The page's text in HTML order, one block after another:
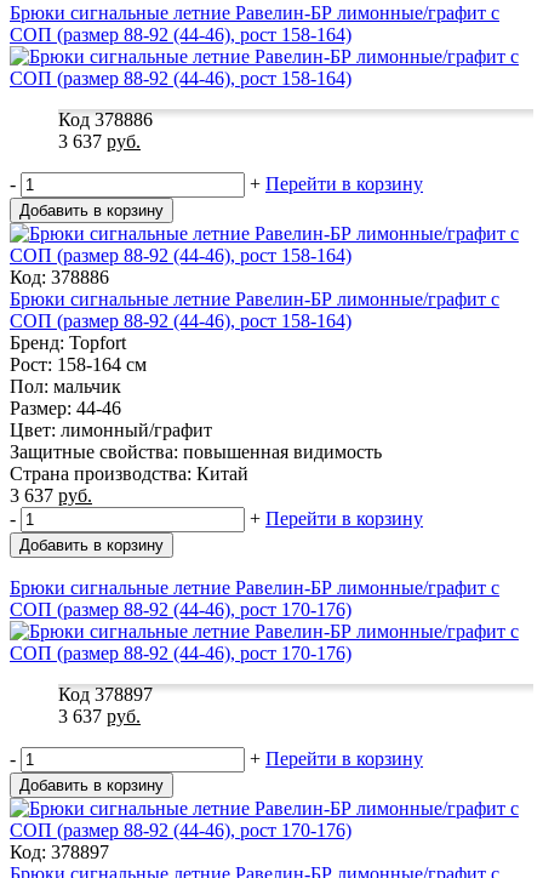
Брюки сигнальные летние Равелин-БР лимонные/графит с
СОП (размер 88-92 (44-46), рост 158-164)
Код 378886
3 637 руб.
- + Перейти в корзину
Добавить в корзину
Код: 378886
Брюки сигнальные летние Равелин-БР лимонные/графит с
СОП (размер 88-92 (44-46), рост 158-164)
Бренд: Topfort
Рост: 158-164 см
Пол: мальчик
Размер: 44-46
Цвет: лимонный/графит
Защитные свойства: повышенная видимость
Страна производства: Китай
3 637 руб.
-
+ Перейти в корзину
Добавить в корзину
Брюки сигнальные летние Равелин-БР лимонные/графит с
СОП (размер 88-92 (44-46), рост 170-176)
Код 378897
3 637 руб.
- + Перейти в корзину
Добавить в корзину
Код: 378897
Брюки сигнальные летние Равелин-БР лимонные/графит с